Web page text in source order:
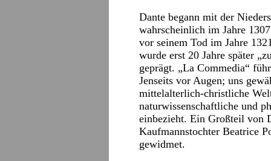
Dante begann mit der
wahrscheinlich im Jahre
vor seinem Tod im Jahre
wurde erst 20 Jahre später
geprägt. „La Commedia“
Jenseits vor Augen; uns
mittelalterlich-christliche
naturwissenschaftliche und
einbezieht. Ein Großteil von
Kaufmannstochter Beatrice
gewidmet.